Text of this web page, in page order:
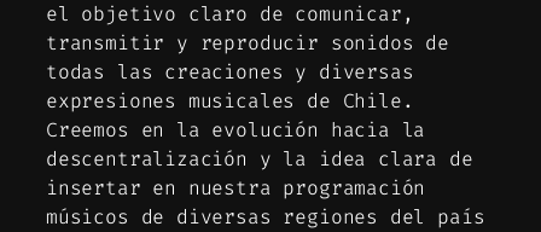
el objetivo claro de comunicar,
transmitir y reproducir sonidos de
todas las creaciones y diversas
expresiones musicales de Chile.
Creemos en la evolución hacia la
descentralización y la idea clara de
insertar en nuestra programación
músicos de diversas regiones del país